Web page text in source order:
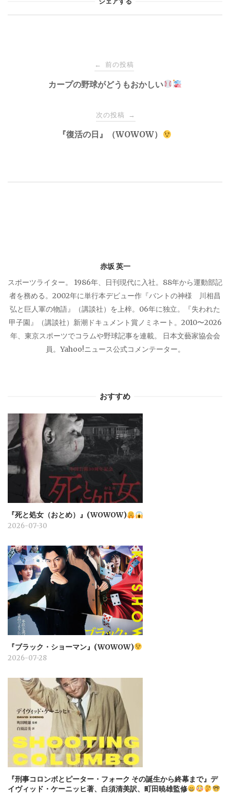
ン
← 前の投稿
カープの野球がどうもおかしい
次の投稿 →
『復活の日』（WOWOW）
赤坂 英一
スポーツライター。 1986年、日刊現代に入社。88年から運動部記
者を務める。2002年に単行本デビュー作『バントの神様 川相昌
弘と巨人軍の物語』（講談社）を上梓。06年に独立。『失われた
甲子園』（講談社）新潮ドキュメント賞ノミネート。2010〜2026
年、東京スポーツでコラムや野球記事を連載。 日本文藝家協会会
員。Yahoo!ニュース公式コメンテーター。
おすすめ
『死と処女（おとめ）』(WOWOW)
2026-07-30
『ブラック・ショーマン』(WOWOW)
2026-07-28
『刑事コロンボとピーター・フォーク その誕生から終幕まで』デ
イヴィッド・ケーニッヒ著、白須清美訳、町田暁雄監修